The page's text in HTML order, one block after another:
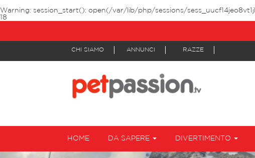
Warning: session_start(): open(/var/lib/php/sessions/
18
CHI SIAMO ANNUNCI RAZZE
HOME DA SAPERE DIVERTIMENTO